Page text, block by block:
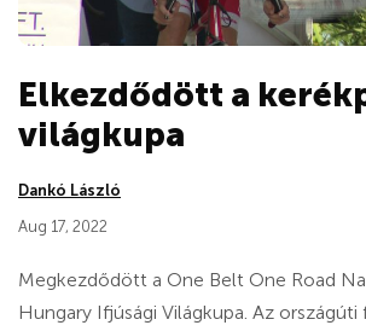
Elkezdődött a
világkupa
Dankó László
Aug 17, 2022
Megkezdődött a One Belt One Road
Hungary Ifjúsági Világkupa. Az országúti